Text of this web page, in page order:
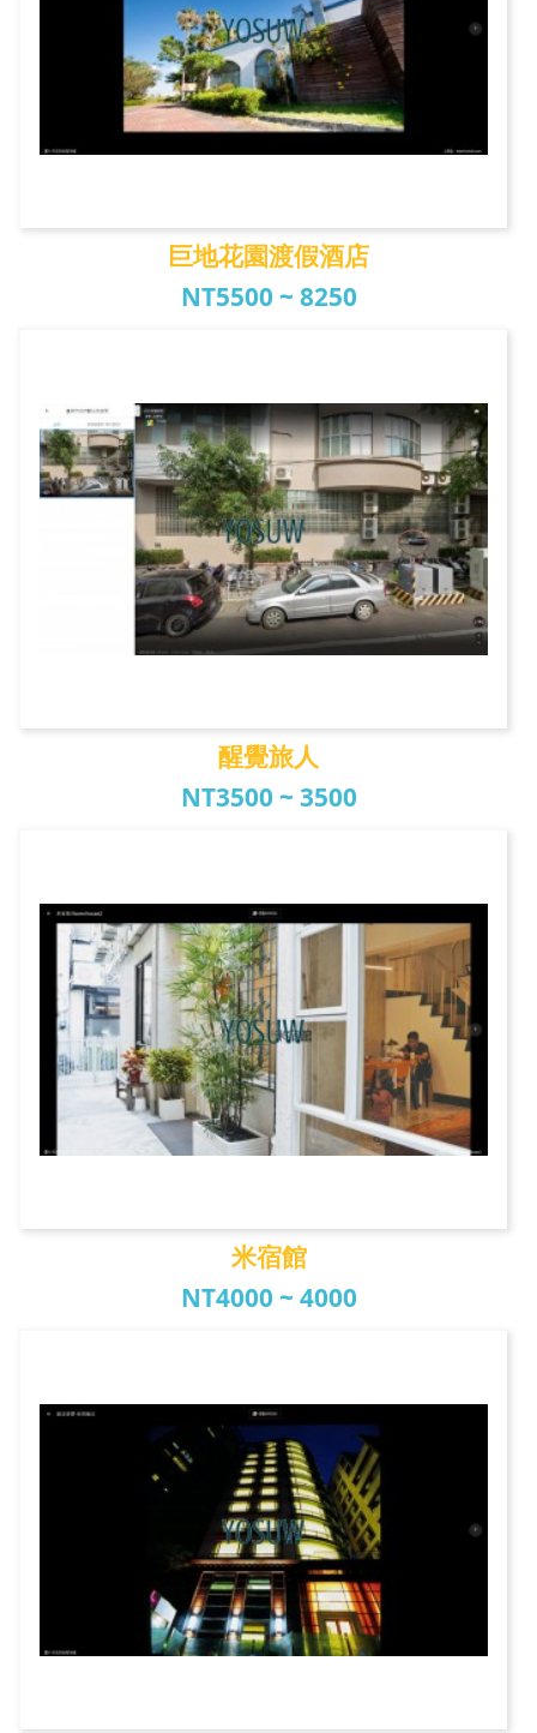
巨地花園渡假酒店
NT5500 ~ 8250
醒覺旅人
NT3500 ~ 3500
米宿館
NT4000 ~ 4000